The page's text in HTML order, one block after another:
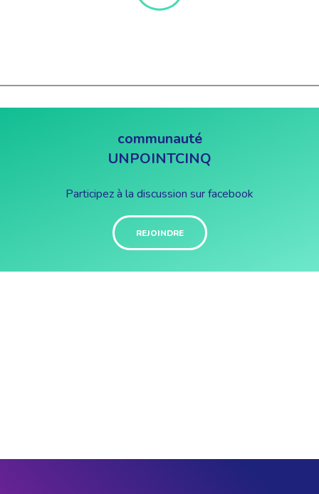
communauté
UNPOINTCINQ
Participez à la discussion sur facebook
REJOINDRE